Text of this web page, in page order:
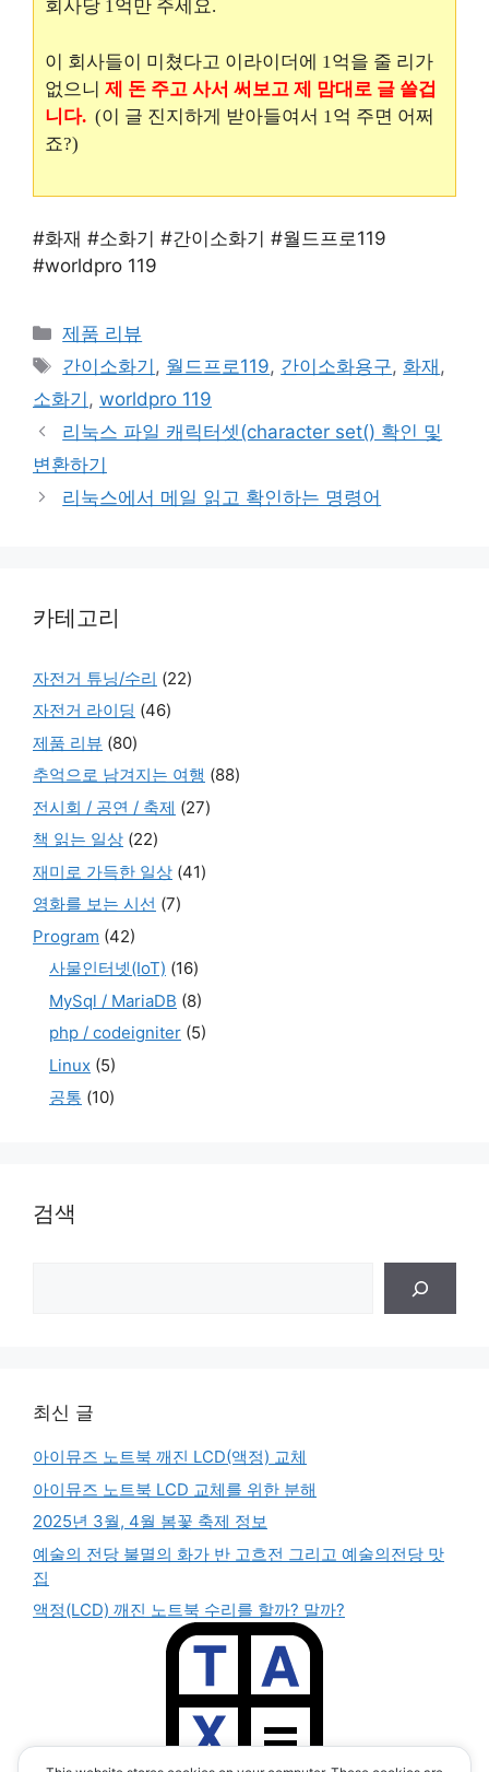
회사당 1억만 주세요.
이 회사들이 미쳤다고 이라이더에 1억을 줄 리가
없으니 제 돈 주고 사서 써보고 제 맘대로 글 쓸겁
니다. (이 글 진지하게 받아들여서 1억 주면 어쩌
죠?)
#화재 #소화기 #간이소화기 #월드프로119
#worldpro 119
Categories
제품 리뷰
Tags
간이소화기 , 월드프로119, 간이소화용구, 화재 ,
소화기 , worldpro 119
리눅스 파일 캐릭터셋(character set() 확인 및
변환하기
리눅스에서 메일 읽고 확인하는 명령어
카테고리
자전거 튜닝/수리 (22)
자전거 라이딩 (46)
제품 리뷰 (80)
추억으로 남겨지는 여행 (88)
전시회 / 공연 / 축제 (27)
책 읽는 일상 (22)
재미로 가득한 일상 (41)
영화를 보는 시선 (7)
Program (42)
사물인터넷(IoT) (16)
MySql / MariaDB (8)
php / codeigniter (5)
Linux (5)
공통 (10)
검색
최신 글
아이뮤즈 노트북 깨진 LCD(액정) 교체
아이뮤즈 노트북 LCD 교체를 위한 분해
2025년 3월, 4월 봄꽃 축제 정보
예술의 전당 불멸의 화가 반 고흐전 그리고 예술의전당 맛
집
액정(LCD) 깨진 노트북 수리를 할까? 말까?